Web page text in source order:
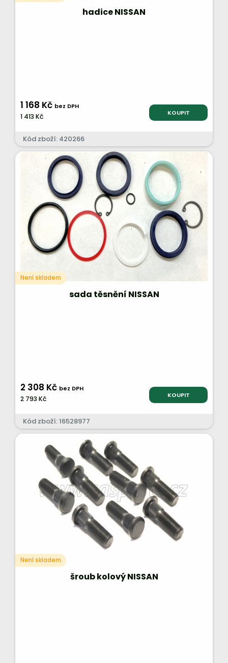
hadice NISSAN
1 168 Kč bez DPH
1 413 Kč KOUPIT
Kód zboží: 420266
Není skladem
sada těsnění NISSAN
2 308 Kč bez DPH
2 793 Kč KOUPIT
Kód zboží: 16528977
Není skladem
šroub kolový NISSAN